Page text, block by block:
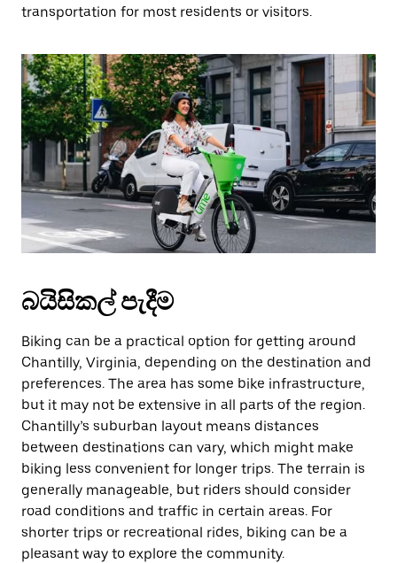
transportation for most residents or visitors.
බයිසිකල් පැදීම
Biking can be a practical option for getting around
Chantilly, Virginia, depending on the destination and
preferences. The area has some bike infrastructure,
but it may not be extensive in all parts of the region.
Chantilly’s suburban layout means distances
between destinations can vary, which might make
biking less convenient for longer trips. The terrain is
generally manageable, but riders should consider
road conditions and traffic in certain areas. For
shorter trips or recreational rides, biking can be a
pleasant way to explore the community.